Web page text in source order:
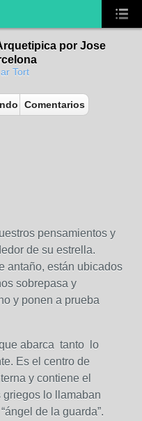
por Jose
Tort
Comentarios
pensamientos y
de su estrella.
antaño, están ubicados
sobrepasa y
y ponen a prueba
abarca tanto lo
Es el centro de
y contiene el
lo llamaban
de la guarda”.